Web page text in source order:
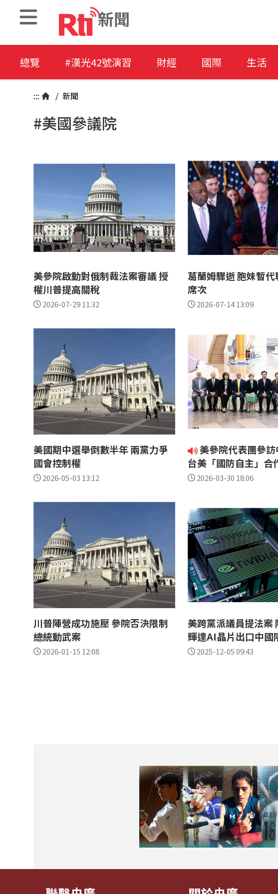
新聞
總覽 #漢光42號演習 財經 國際 生活
::: / 新聞
#美國參議院
美參院啟動對俄制裁法案審議 授
權川普提高關稅
2026-07-29 11:32
葛蘭姆驟逝 胞妹暫代
席次
2026-07-14 13:09
美國期中選舉倒數半年 兩黨力爭
國會控制權
2026-05-03 13:12
美參院代表團參訪
台美「國防自主」合
2026-03-30 18:06
川普陣營成功施壓 參院否決限制
總統動武案
2026-01-15 12:08
美跨黨派議員提法案
輝達AI晶片出口中國
2025-12-05 09:43